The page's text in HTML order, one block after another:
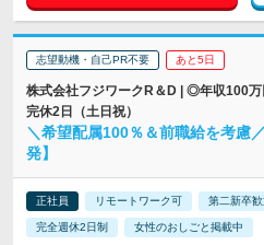
志望動機・自己PR不要 あと5日
株式会社フジワークR＆D | ◎年収100
完休2日（土日祝）
＼希望配属100％＆前職給を考慮
発】
正社員 リモートワーク可 第二新卒歓
完全週休2日制 女性のおしごと掲載中